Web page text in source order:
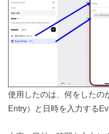
使用したのは、何をしたの
Entry）と日時を入力する